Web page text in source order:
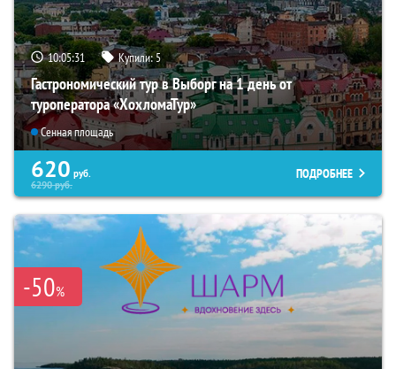
10:05:30 Купили:5
Гастрономический тур в Выборг на 1 день от
туроператора «ХохломаТур»
Сенная площадь
620 руб.
6290руб.
ПОДРОБНЕЕ
-50%